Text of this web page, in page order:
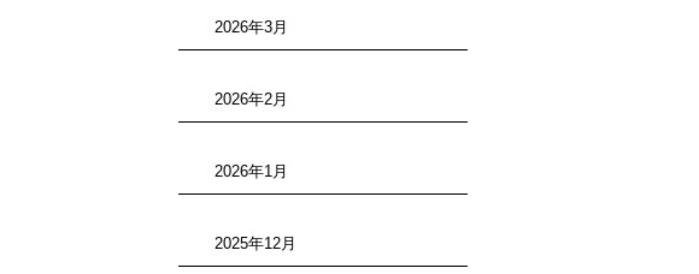
2026年3月
2026年2月
2026年1月
2025年12月